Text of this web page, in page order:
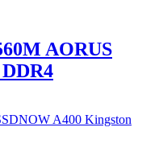
AORUS